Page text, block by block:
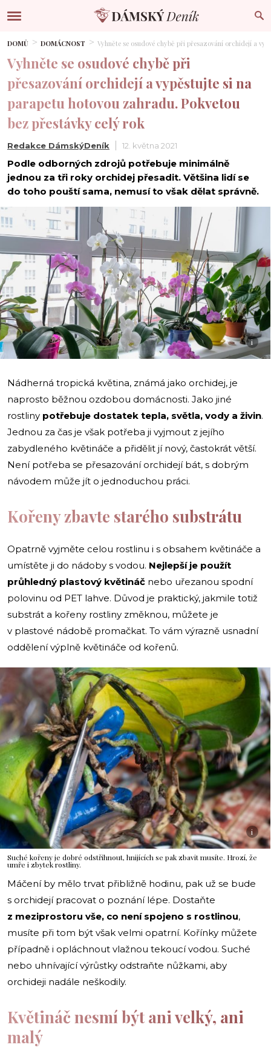
DOMŮ DOMÁCNOST Vyhněte se osudové chybě při přesazování orchidejí a
Vyhněte se osudové chybě při
přesazování orchidejí a vypěstujte si na
parapetu hotovou zahradu. Pokvetou
bez přestávky celý rok
Redakce DámskýDeník 12. května 2021
Podle odborných zdrojů potřebuje minimálně
jednou za tři roky orchidej přesadit. Většina lidí se
do toho pouští sama, nemusí to však dělat správně.
i
Nádherná tropická květina, známá jako orchidej, je
naprosto běžnou ozdobou domácnosti. Jako jiné
rostliny potřebuje dostatek tepla, světla, vody a živin.
Jednou za čas je však potřeba ji vyjmout z jejího
zabydleného květináče a přidělit jí nový, častokrát větší.
Není potřeba se přesazování orchidejí bát, s dobrým
návodem může jít o jednoduchou práci.
Kořeny zbavte starého substrátu
Opatrně vyjměte celou rostlinu i s obsahem květináče a
umístěte ji do nádoby s vodou. Nejlepší je použít
průhledný plastový květináč nebo uřezanou spodní
polovinu od PET lahve. Důvod je praktický, jakmile totiž
substrát a kořeny rostliny změknou, můžete je
v plastové nádobě promačkat. To vám výrazně usnadní
oddělení výplně květináče od kořenů.
i
Suché kořeny je dobré odstřihnout, hnijících se pak zbavit musíte. Hrozí, že
umře i zbytek rostliny.
Máčení by mělo trvat přibližně hodinu, pak už se bude
s orchidejí pracovat o poznání lépe. Dostaňte
z meziprostoru vše, co není spojeno s rostlinou,
musíte při tom být však velmi opatrní. Kořínky můžete
případně i opláchnout vlažnou tekoucí vodou. Suché
nebo uhnívající výrůstky odstraňte nůžkami, aby
orchideji nadále neškodily.
Květináč nesmí být ani velký, ani
malý